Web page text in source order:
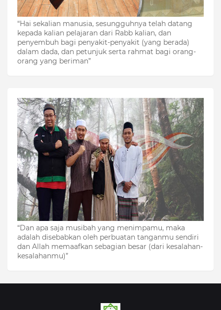
“Hai sekalian manusia, sesungguhnya telah datang
kepada kalian pelajaran dari Rabb kalian, dan
penyembuh bagi penyakit-penyakit (yang berada)
dalam dada, dan petunjuk serta rahmat bagi orang-
orang yang beriman”
“Dan apa saja musibah yang menimpamu, maka
adalah disebabkan oleh perbuatan tanganmu sendiri
dan Allah memaafkan sebagian besar (dari kesalahan-
kesalahanmu)”